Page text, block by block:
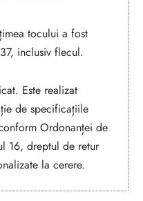
tocului a fost
inclusiv flecul.
Este realizat
de specificațiile
Ordonanței de
16, dreptul de retur
la cerere.